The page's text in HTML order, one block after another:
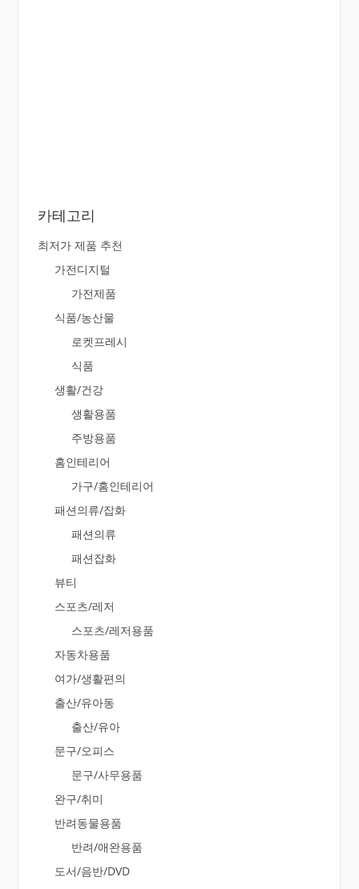
카테고리
최저가 제품 추천
가전디지털
가전제품
식품/농산물
로켓프레시
식품
생활/건강
생활용품
주방용품
홈인테리어
가구/홈인테리어
패션의류/잡화
패션의류
패션잡화
뷰티
스포츠/레저
스포츠/레저용품
자동차용품
여가/생활편의
출산/유아동
출산/유아
문구/오피스
문구/사무용품
완구/취미
반려동물용품
반려/애완용품
도서/음반/DVD